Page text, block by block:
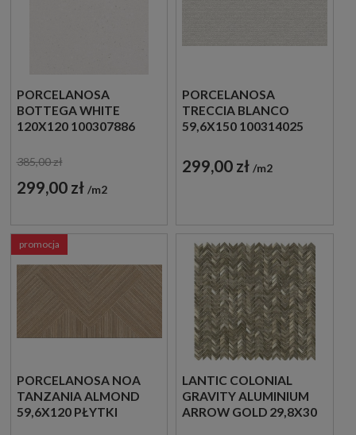
PORCELANOSA
BOTTEGA WHITE
120X120 100307886
385,00 zł
299,00 zł m2
PORCELANOSA
TRECCIA BLANCO
59,6X150 100314025
299,00 zł m2
PORCELANOSA NOA
TANZANIA ALMOND
59,6X120 PŁYTKI
promocja
LANTIC COLONIAL
GRAVITY ALUMINIUM
ARROW GOLD 29,8X30